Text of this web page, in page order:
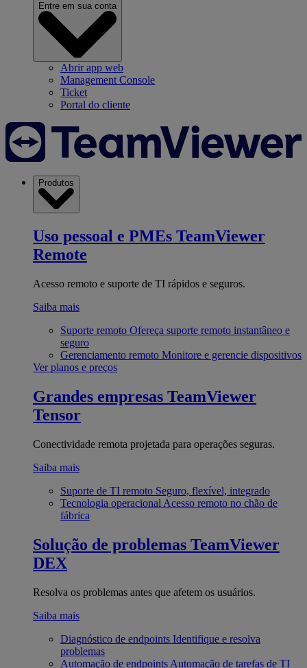
Entre em sua conta
Abrir app web
Management Console
Ticket
Portal do cliente
Produtos
Uso pessoal e PMEs TeamViewer
Remote
Acesso remoto e suporte de TI rápidos e seguros.
Saiba mais
Suporte remoto Ofereça suporte remoto instantâneo e
seguro
Gerenciamento remoto Monitore e gerencie dispositivos
Ver planos e preços
Grandes empresas TeamViewer
Tensor
Conectividade remota projetada para operações seguras.
Saiba mais
Suporte de TI remoto Seguro, flexível, integrado
Tecnologia operacional Acesso remoto no chão de
fábrica
Solução de problemas TeamViewer
DEX
Resolva os problemas antes que afetem os usuários.
Saiba mais
Diagnóstico de endpoints Identifique e resolva
problemas
Automação de endpoints Automação de tarefas de TI